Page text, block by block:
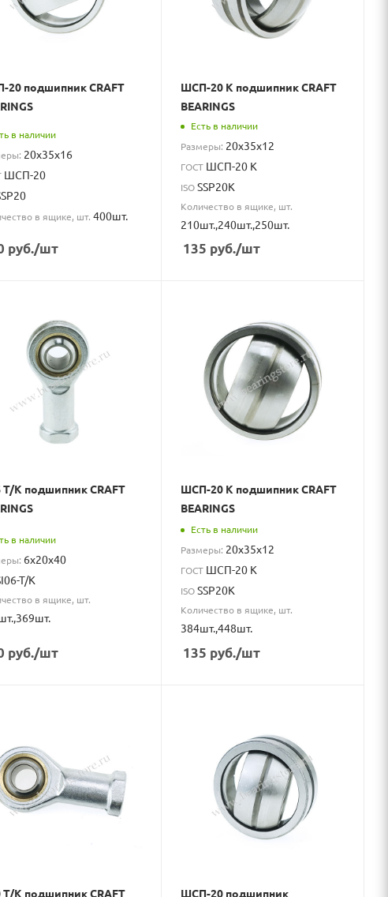
20 подшипник CRAFT
в наличии
20x35x16
ШСП-20
в ящике, шт. 400шт.
руб./шт
ШСП-20 К подшипник CRAFT
BEARINGS
Есть в наличии
Размеры: 20x35x12
ГОСТ ШСП-20 К
ISOSSP20K
Количество в ящике, шт.
210шт.,240шт.,250шт.
135 руб./шт
T/K подшипник CRAFT
в наличии
6x20x40
T/K
в ящике, шт.
руб./шт
ШСП-20 К подшипник CRAFT
BEARINGS
Есть в наличии
Размеры: 20x35x12
ГОСТ ШСП-20 К
ISOSSP20K
Количество в ящике, шт.
384шт.,448шт.
135 руб./шт
T/K подшипник CRAFT
ШСП-20 подшипник